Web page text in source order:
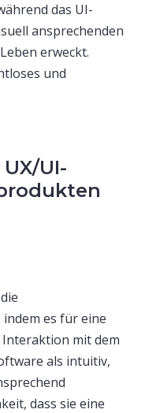
das UI-
ansprechenden
erweckt.
und
UI-
es für eine
mit dem
als intuitiv,
dass sie eine